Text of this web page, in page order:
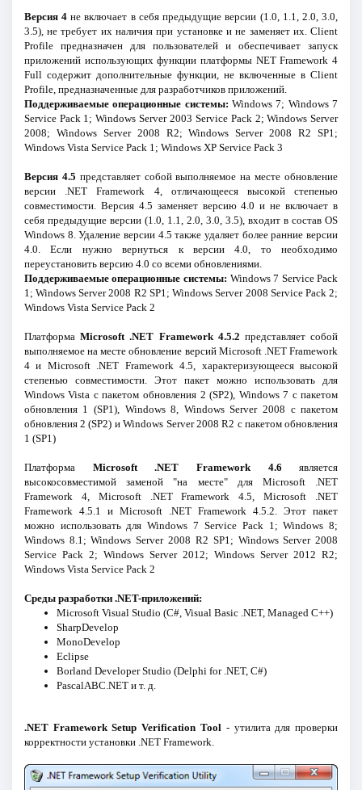
Версия 4 не включает в себя предыдущие версии (1.0, 1.1, 2.0, 3.0,
3.5), не требует их наличия при установке и не заменяет их. Client
Profile предназначен для пользователей и обеспечивает запуск
приложений использующих функции платформы NET Framework 4
Full содержит дополнительные функции, не включенные в Client
Profile, предназначенные для разработчиков приложений.
Поддерживаемые операционные системы: Windows 7; Windows 7
Service Pack 1; Windows Server 2003 Service Pack 2; Windows Server
2008; Windows Server 2008 R2; Windows Server 2008 R2 SP1;
Windows Vista Service Pack 1; Windows XP Service Pack 3
Версия 4.5 представляет собой выполняемое на месте обновление
версии .NET Framework 4, отличающееся высокой степенью
совместимости. Версия 4.5 заменяет версию 4.0 и не включает в
себя предыдущие версии (1.0, 1.1, 2.0, 3.0, 3.5), входит в состав OS
Windows 8. Удаление версии 4.5 также удаляет более ранние версии
4.0. Если нужно вернуться к версии 4.0, то необходимо
переустановить версию 4.0 со всеми обновлениями.
Поддерживаемые операционные системы: Windows 7 Service Pack
1; Windows Server 2008 R2 SP1; Windows Server 2008 Service Pack 2;
Windows Vista Service Pack 2
ПлатформаMicrosoft .NET Framework 4.5.2 представляет собой
выполняемое на месте обновление версий Microsoft .NET Framework
4 и Microsoft .NET Framework 4.5, характеризующееся высокой
степенью совместимости. Этот пакет можно использовать для
Windows Vista с пакетом обновления 2 (SP2), Windows 7 с пакетом
обновления 1 (SP1), Windows 8, Windows Server 2008 с пакетом
обновления 2 (SP2) и Windows Server 2008 R2 с пакетом обновления
1 (SP1)
Платформа Microsoft .NET Framework 4.6 является
высокосовместимой заменой "на месте" для Microsoft .NET
Framework 4, Microsoft .NET Framework 4.5, Microsoft .NET
Framework 4.5.1 и Microsoft .NET Framework 4.5.2. Этот пакет
можно использовать для Windows 7 Service Pack 1; Windows 8;
Windows 8.1; Windows Server 2008 R2 SP1; Windows Server 2008
Service Pack 2; Windows Server 2012; Windows Server 2012 R2;
Windows Vista Service Pack 2
Среды разработки .NET-приложений:
Microsoft Visual Studio (C#, Visual Basic .NET, Managed C++)
SharpDevelop
MonoDevelop
Eclipse
Borland Developer Studio (Delphi for .NET, C#)
PascalABC.NET и т. д.
.NET Framework Setup Verification Tool - утилита для проверки
корректности установки .NET Framework.